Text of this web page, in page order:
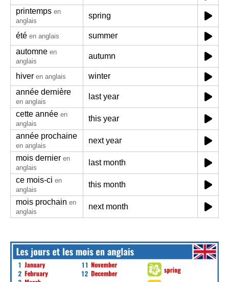
printemps en
anglais
spring
été en anglais
summer
automne en
anglais
autumn
hiver en anglais
winter
année dernière
en anglais
last year
cette année en
anglais
this year
année prochaine
en anglais
next year
mois dernier en
anglais
last month
ce mois-ci en
anglais
this month
mois prochain en
anglais
next month